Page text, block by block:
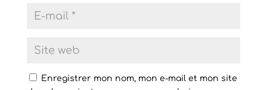
Enregistrer mon nom, mon e-mail et mon site